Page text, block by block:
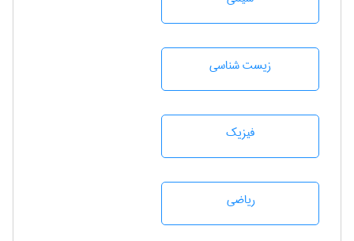
زيست شناسی
فیزیک
رياضی